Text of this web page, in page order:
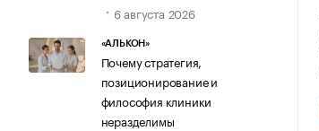
6 августа 2026
«АЛЬКОН»
Почему стратегия,
позиционирование и
философия клиники
неразделимы